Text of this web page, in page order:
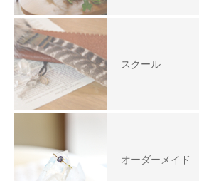
スクール
オーダーメイド